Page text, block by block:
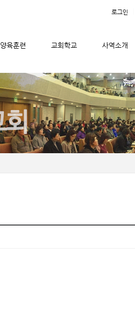
로그인
양육훈련 교회학교 사역소개